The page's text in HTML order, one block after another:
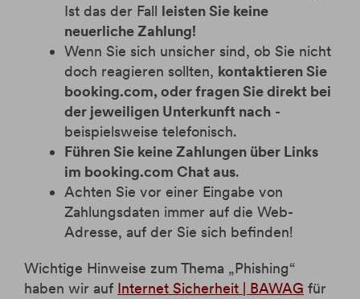
Ist das der Fall leisten Sie keine
neuerliche Zahlung!
Wenn Sie sich unsicher sind, ob Sie nicht
doch reagieren sollten, kontaktieren Sie
booking.com, oder fragen Sie direkt bei
der jeweiligen Unterkunft nach -
beispielsweise telefonisch.
Führen Sie keine Zahlungen über Links
im booking.com Chat aus.
Achten Sie vor einer Eingabe von
Zahlungsdaten immer auf die Web-
Adresse, auf der Sie sich befinden!
Wichtige Hinweise zum Thema „Phishing“
haben wir auf Internet Sicherheit | BAWAG für